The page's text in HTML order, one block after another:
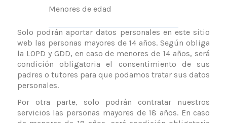
Menores de edad
Solo podrán aportar datos personales en este sitio
web las personas mayores de 14 años. Según obliga
la LOPD y GDD, en caso de menores de 14 años, será
condición obligatoria el consentimiento de sus
padres o tutores para que podamos tratar sus datos
personales.
Por otra parte, solo podrán contratar nuestros
servicios las personas mayores de 18 años. En caso